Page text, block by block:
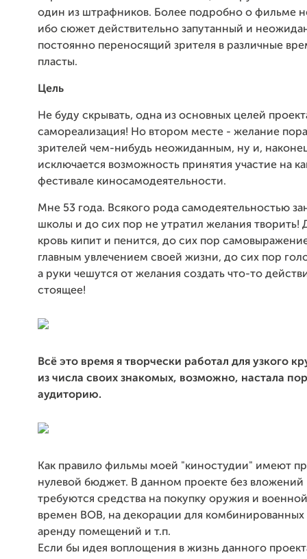
один из штрафников. Более подробно о фильме
ибо сюжет действительно запутанный и
постоянно переносящий зрителя в различные
пласты.
Цель
Не буду скрывать, одна из основных целей
самореализация! Но втором месте - желание
зрителей чем-нибудь неожиданным, ну и,
исключается возможность принятия участие на
фестивале киносамодеятельности.
Мне 53 года. Всякого рода самодеятельностью
школы и до сих пор не утратил желания творить!
кровь кипит и пенится, до сих пор
главным увлечением своей жизни, до сих пор
а руки чешутся от желания создать что-то
стоящее!
Всё это время я творчески работал для узкого
из числа своих знакомых, возможно, настала
аудиторию.
Как правило фильмы моей "киностудии" имеют
нулевой бюджет. В данном проекте без вложений
требуются средства на покупку оружия и
времен ВОВ, на декорации для комбинированных
аренду помещений и т.п.
Если бы идея воплощения в жизнь данного